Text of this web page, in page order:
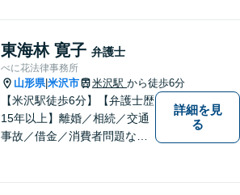
東海林 寛子 弁護士
べに花法律事務所
山形県|米沢市 米沢駅 から徒歩6分
【米沢駅徒歩6分】【弁護士歴
15年以上】離婚／相続／交通
事故／借金／消費者問題な
詳細を見
る